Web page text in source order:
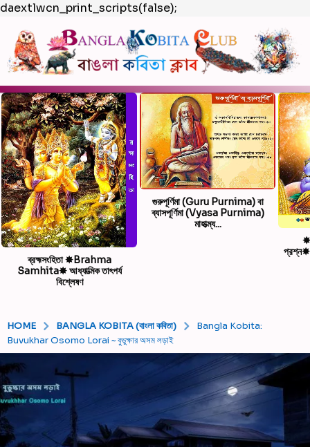
daextlwcn_print_scripts(false);
ব্রহ্মসংহিতা ✸Brahma
Samhita✸ আধ্যাত্মিক তাৎপর্য
বিশ্লেষণ
গুরুপূর্ণিমা (Guru Purnima) বা
ব্যাসপূর্ণিমা (Vyasa Purnima)
মাহাত্ম্য...
HOME BANGLA KOBITA (বাংলা কবিতা)
Bangla Kobita:
Buvukhar Osomo Lorai ~ বুভুক্ষার অসম লড়াই